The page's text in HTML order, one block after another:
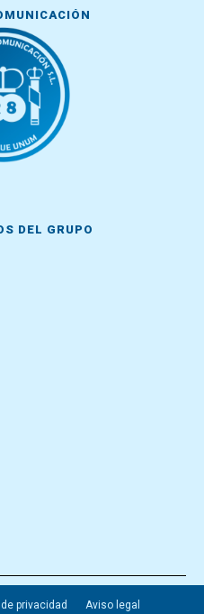
DEL GRUPO
privacidad Aviso legal